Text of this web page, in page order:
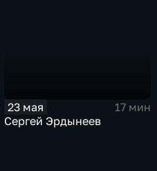
23 мая
17 мин
Сергей Эрдынеев